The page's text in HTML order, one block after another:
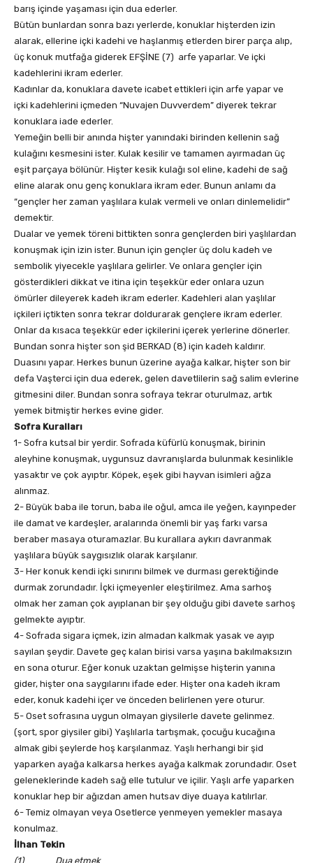
barış içinde yaşaması için dua ederler.
Bütün bunlardan sonra bazı yerlerde, konuklar hişterden izin
alarak, ellerine içki kadehi ve haşlanmış etlerden birer parça alıp,
üç konuk mutfağa giderek EFŞİNE (7) arfe yaparlar. Ve içki
kadehlerini ikram ederler.
Kadınlar da, konuklara davete icabet ettikleri için arfe yapar ve
içki kadehlerini içmeden “Nuvajen Duvverdem” diyerek tekrar
konuklara iade ederler.
Yemeğin belli bir anında hişter yanındaki birinden kellenin sağ
kulağını kesmesini ister. Kulak kesilir ve tamamen ayırmadan üç
eşit parçaya bölünür. Hişter kesik kulağı sol eline, kadehi de sağ
eline alarak onu genç konuklara ikram eder. Bunun anlamı da
“gençler her zaman yaşlılara kulak vermeli ve onları dinlemelidir”
demektir.
Dualar ve yemek töreni bittikten sonra gençlerden biri yaşlılardan
konuşmak için izin ister. Bunun için gençler üç dolu kadeh ve
sembolik yiyecekle yaşlılara gelirler. Ve onlara gençler için
gösterdikleri dikkat ve itina için teşekkür eder onlara uzun
ömürler dileyerek kadeh ikram ederler. Kadehleri alan yaşlılar
içkileri içtikten sonra tekrar doldurarak gençlere ikram ederler.
Onlar da kısaca teşekkür eder içkilerini içerek yerlerine dönerler.
Bundan sonra hişter son şid BERKAD (8) için kadeh kaldırır.
Duasını yapar. Herkes bunun üzerine ayağa kalkar, hişter son bir
defa Vaşterci için dua ederek, gelen davetlilerin sağ salim evlerine
gitmesini diler. Bundan sonra sofraya tekrar oturulmaz, artık
yemek bitmiştir herkes evine gider.
Sofra Kuralları
1- Sofra kutsal bir yerdir. Sofrada küfürlü konuşmak, birinin
aleyhine konuşmak, uygunsuz davranışlarda bulunmak kesinlikle
yasaktır ve çok ayıptır. Köpek, eşek gibi hayvan isimleri ağza
alınmaz.
2- Büyük baba ile torun, baba ile oğul, amca ile yeğen, kayınpeder
ile damat ve kardeşler, aralarında önemli bir yaş farkı varsa
beraber masaya oturamazlar. Bu kurallara aykırı davranmak
yaşlılara büyük saygısızlık olarak karşılanır.
3- Her konuk kendi içki sınırını bilmek ve durması gerektiğinde
durmak zorundadır. İçki içmeyenler eleştirilmez. Ama sarhoş
olmak her zaman çok ayıplanan bir şey olduğu gibi davete sarhoş
gelmekte ayıptır.
4- Sofrada sigara içmek, izin almadan kalkmak yasak ve ayıp
sayılan şeydir. Davete geç kalan birisi varsa yaşına bakılmaksızın
en sona oturur. Eğer konuk uzaktan gelmişse hişterin yanına
gider, hişter ona saygılarını ifade eder. Hişter ona kadeh ikram
eder, konuk kadehi içer ve önceden belirlenen yere oturur.
5- Oset sofrasına uygun olmayan giysilerle davete gelinmez.
(şort, spor giysiler gibi) Yaşlılarla tartışmak, çocuğu kucağına
almak gibi şeylerde hoş karşılanmaz. Yaşlı herhangi bir şid
yaparken ayağa kalkarsa herkes ayağa kalkmak zorundadır. Oset
geleneklerinde kadeh sağ elle tutulur ve içilir. Yaşlı arfe yaparken
konuklar hep bir ağızdan amen hutsav diye duaya katılırlar.
6- Temiz olmayan veya Osetlerce yenmeyen yemekler masaya
konulmaz.
İlhan Tekin
(1) Dua etmek